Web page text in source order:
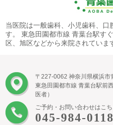
当医院は一般歯科、小児歯科、口
す。 東急田園都市線 青葉台駅す
区、旭区などから来院されていま
〒227-0062 神奈川県横浜
東急田園都市線 青葉台駅前
医者）
ご予約・お問い合わせはこち
045-984-0118